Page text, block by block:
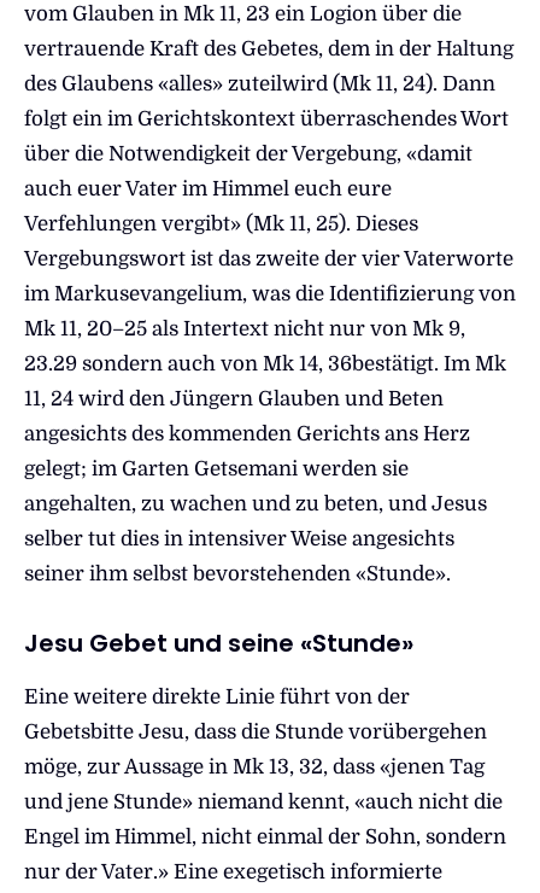
vom Glauben in Mk 11, 23 ein Logion über die
vertrauende Kraft des Gebetes, dem in der Haltung
des Glaubens «alles» zuteilwird (Mk 11, 24). Dann
folgt ein im Gerichtskontext überraschendes Wort
über die Notwendigkeit der Vergebung, «damit
auch euer Vater im Himmel euch eure
Verfehlungen vergibt» (Mk 11, 25). Dieses
Vergebungswort ist das zweite der vier Vaterworte
im Markusevangelium, was die Identifizierung von
Mk 11, 20–25 als Intertext nicht nur von Mk 9,
23.29 sondern auch von Mk 14, 36bestätigt. Im Mk
11, 24 wird den Jüngern Glauben und Beten
angesichts des kommenden Gerichts ans Herz
gelegt; im Garten Getsemani werden sie
angehalten, zu wachen und zu beten, und Jesus
selber tut dies in intensiver Weise angesichts
seiner ihm selbst bevorstehenden «Stunde».
Jesu Gebet und seine «Stunde»
Eine weitere direkte Linie führt von der
Gebetsbitte Jesu, dass die Stunde vorübergehen
möge, zur Aussage in Mk 13, 32, dass «jenen Tag
und jene Stunde» niemand kennt, «auch nicht die
Engel im Himmel, nicht einmal der Sohn, sondern
nur der Vater.» Eine exegetisch informierte